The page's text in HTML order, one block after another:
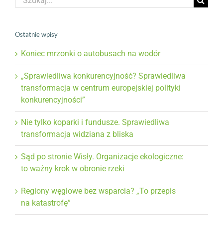
Ostatnie wpisy
Koniec mrzonki o autobusach na wodór
„Sprawiedliwa konkurencyjność? Sprawiedliwa
transformacja w centrum europejskiej polityki
konkurencyjności”
Nie tylko koparki i fundusze. Sprawiedliwa
transformacja widziana z bliska
Sąd po stronie Wisły. Organizacje ekologiczne:
to ważny krok w obronie rzeki
Regiony węglowe bez wsparcia? „To przepis
na katastrofę”